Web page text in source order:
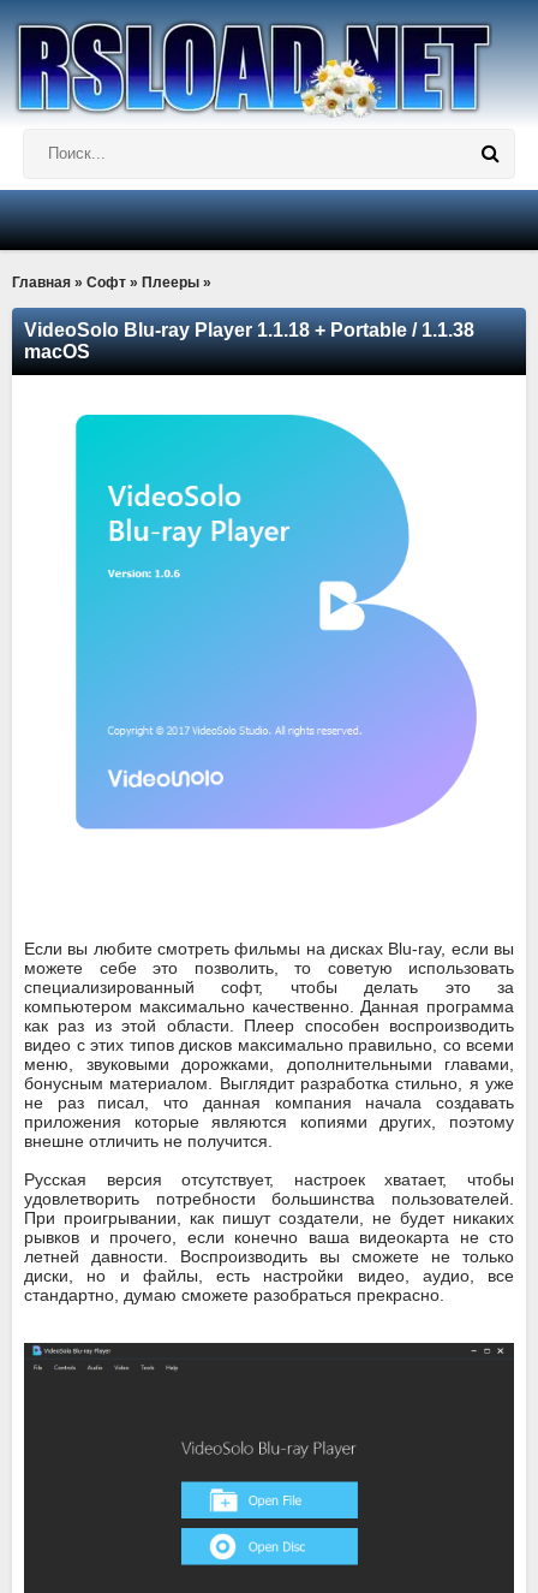
Главная » Софт » Плееры »
VideoSolo Blu-ray Player 1.1.18 + Portable / 1.1.38
macOS
Если вы любите смотреть фильмы на дисках Blu-ray, если вы
можете себе это позволить, то советую использовать
специализированный софт, чтобы делать это за
компьютером максимально качественно. Данная программа
как раз из этой области. Плеер способен воспроизводить
видео с этих типов дисков максимально правильно, со всеми
меню, звуковыми дорожками, дополнительными главами,
бонусным материалом. Выглядит разработка стильно, я уже
не раз писал, что данная компания начала создавать
приложения которые являются копиями других, поэтому
внешне отличить не получится.
Русская версия отсутствует, настроек хватает, чтобы
удовлетворить потребности большинства пользователей.
При проигрывании, как пишут создатели, не будет никаких
рывков и прочего, если конечно ваша видеокарта не сто
летней давности. Воспроизводить вы сможете не только
диски, но и файлы, есть настройки видео, аудио, все
стандартно, думаю сможете разобраться прекрасно.